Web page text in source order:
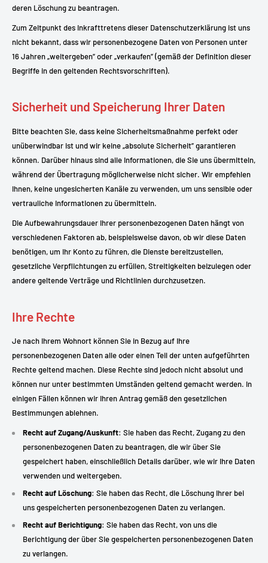
deren Löschung zu beantragen.
Zum Zeitpunkt des Inkrafttretens dieser Datenschutzerklärung ist uns
nicht bekannt, dass wir personenbezogene Daten von Personen unter
16 Jahren „weitergeben” oder „verkaufen” (gemäß der Definition dieser
Begriffe in den geltenden Rechtsvorschriften).
Sicherheit und Speicherung Ihrer Daten
Bitte beachten Sie, dass keine Sicherheitsmaßnahme perfekt oder
unüberwindbar ist und wir keine „absolute Sicherheit” garantieren
können. Darüber hinaus sind alle Informationen, die Sie uns übermitteln,
während der Übertragung möglicherweise nicht sicher. Wir empfehlen
Ihnen, keine ungesicherten Kanäle zu verwenden, um uns sensible oder
vertrauliche Informationen zu übermitteln.
Die Aufbewahrungsdauer Ihrer personenbezogenen Daten hängt von
verschiedenen Faktoren ab, beispielsweise davon, ob wir diese Daten
benötigen, um Ihr Konto zu führen, die Dienste bereitzustellen,
gesetzliche Verpflichtungen zu erfüllen, Streitigkeiten beizulegen oder
andere geltende Verträge und Richtlinien durchzusetzen.
Ihre Rechte
Je nach Ihrem Wohnort können Sie in Bezug auf Ihre
personenbezogenen Daten alle oder einen Teil der unten aufgeführten
Rechte geltend machen. Diese Rechte sind jedoch nicht absolut und
können nur unter bestimmten Umständen geltend gemacht werden. In
einigen Fällen können wir Ihren Antrag gemäß den gesetzlichen
Bestimmungen ablehnen.
Recht auf Zugang/Auskunft: Sie haben das Recht, Zugang zu den
personenbezogenen Daten zu beantragen, die wir über Sie
gespeichert haben, einschließlich Details darüber, wie wir Ihre Daten
verwenden und weitergeben.
Recht auf Löschung: Sie haben das Recht, die Löschung Ihrer bei
uns gespeicherten personenbezogenen Daten zu verlangen.
Recht auf Berichtigung: Sie haben das Recht, von uns die
Berichtigung der über Sie gespeicherten personenbezogenen Daten
zu verlangen.